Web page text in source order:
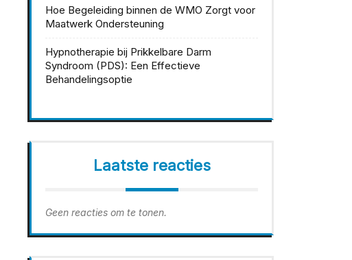
Hoe Begeleiding binnen de WMO Zorgt voor
Maatwerk Ondersteuning
Hypnotherapie bij Prikkelbare Darm
Syndroom (PDS): Een Effectieve
Behandelingsoptie
Laatste reacties
Geen reacties om te tonen.